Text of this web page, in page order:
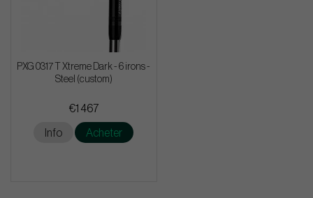
PXG 0317 T Xtreme Dark - 6 irons -
Steel (custom)
€1 467
Info Acheter